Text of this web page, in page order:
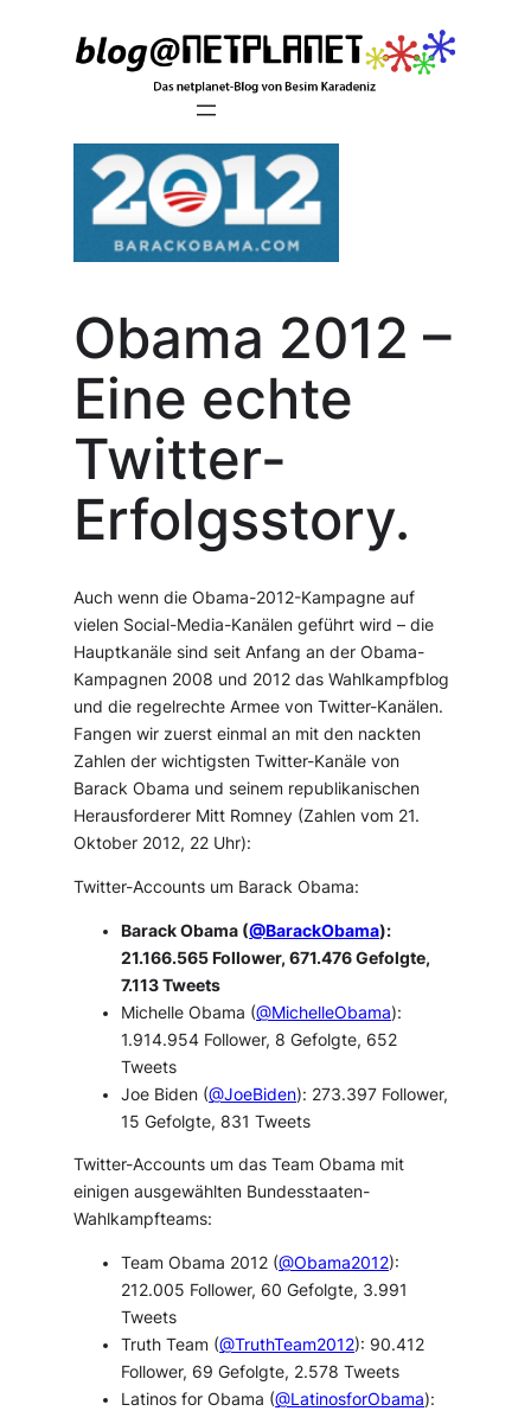
Obama 2012 –
Eine echte
Twitter-
Erfolgsstory.
Auch wenn die Obama-2012-Kampagne auf
vielen Social-Media-Kanälen geführt wird – die
Hauptkanäle sind seit Anfang an der Obama-
Kampagnen 2008 und 2012 das Wahlkampfblog
und die regelrechte Armee von Twitter-Kanälen.
Fangen wir zuerst einmal an mit den nackten
Zahlen der wichtigsten Twitter-Kanäle von
Barack Obama und seinem republikanischen
Herausforderer Mitt Romney (Zahlen vom 21.
Oktober 2012, 22 Uhr):
Twitter-Accounts um Barack Obama:
Barack Obama (@BarackObama):
21.166.565 Follower, 671.476 Gefolgte,
7.113 Tweets
Michelle Obama (@MichelleObama):
1.914.954 Follower, 8 Gefolgte, 652
Tweets
Joe Biden (@JoeBiden): 273.397 Follower,
15 Gefolgte, 831 Tweets
Twitter-Accounts um das Team Obama mit
einigen ausgewählten Bundesstaaten-
Wahlkampfteams:
Team Obama 2012 (@Obama2012):
212.005 Follower, 60 Gefolgte, 3.991
Tweets
Truth Team (@TruthTeam2012): 90.412
Follower, 69 Gefolgte, 2.578 Tweets
Latinos for Obama (@LatinosforObama):